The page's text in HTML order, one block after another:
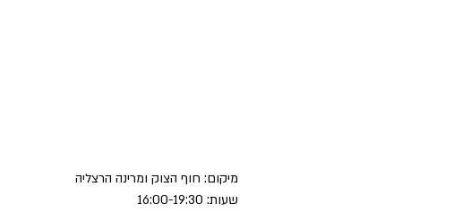
מיקום: חוף הצוק ומרינה הרצליה
שעות: 16:00-19:30